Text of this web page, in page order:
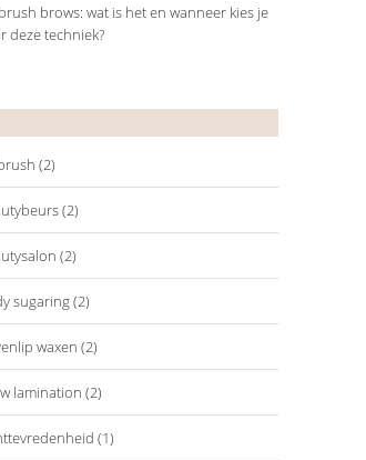
brows: wat is het en wanneer kies je
deze techniek?
(2)
(2)
(2)
sugaring(2)
waxen (2)
lamination (2)
(1)